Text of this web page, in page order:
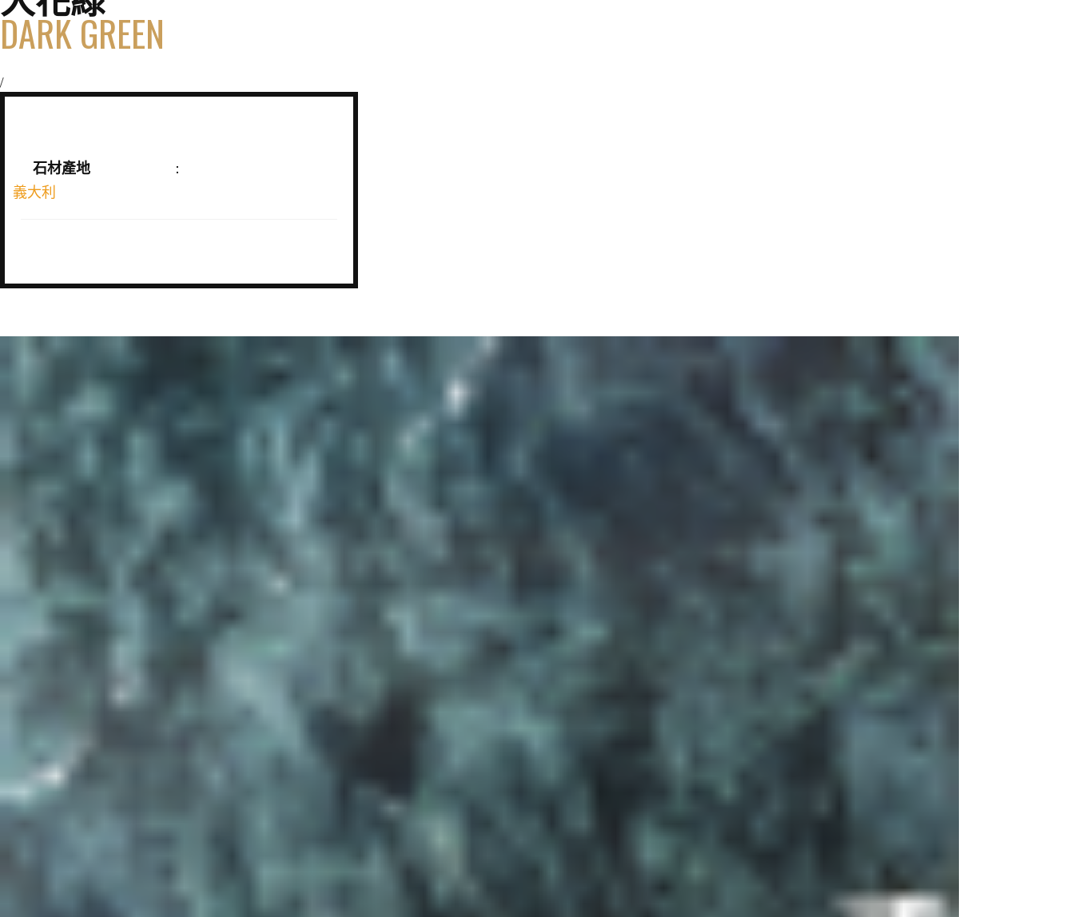
DARK GREEN
/
石材產地
:
義大利